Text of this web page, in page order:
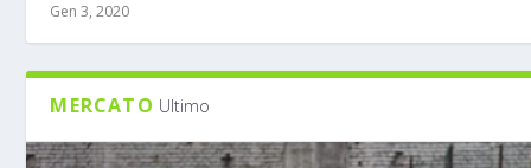
Gen 3, 2020
MERCATO Ultimo